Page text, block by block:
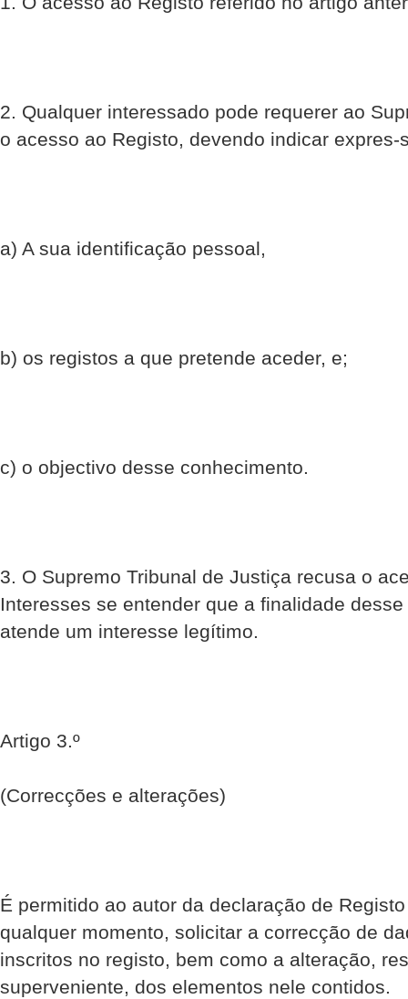
2. Qualquer interessado pode requerer ao
o acesso ao Registo, devendo indicar expres-
a) A sua identificação pessoal,
b) os registos a que pretende aceder, e;
c) o objectivo desse conhecimento.
3. O Supremo Tribunal de Justiça recusa o
Interesses se entender que a finalidade
atende um interesse legítimo.
Artigo 3.º
(Correcções e alterações)
É permitido ao autor da declaração de
qualquer momento, solicitar a correcção de
inscritos no registo, bem como a alteração,
superveniente, dos elementos nele contidos.